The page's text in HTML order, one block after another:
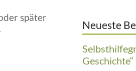
später
Neueste